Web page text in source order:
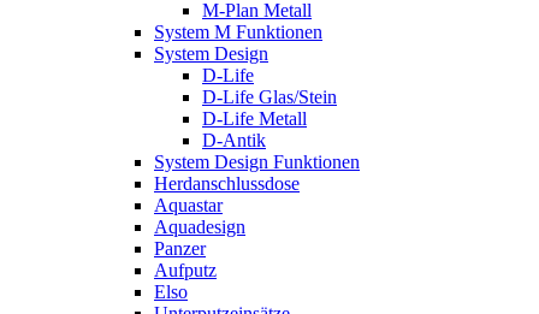
M-Plan Metall
System M Funktionen
System Design
D-Life
D-Life Glas/Stein
D-Life Metall
D-Antik
System Design Funktionen
Herdanschlussdose
Aquastar
Aquadesign
Panzer
Aufputz
Elso